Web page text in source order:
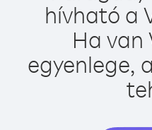
hívható a
Ha van
egyenlege,